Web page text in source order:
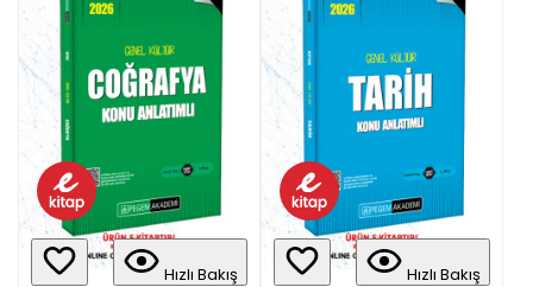
Hızlı Bakış
Hızlı Bakış